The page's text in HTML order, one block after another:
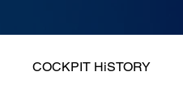
COCKPIT HiSTORY